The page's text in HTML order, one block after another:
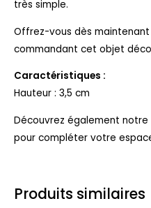
très simple.
Offrez-vous dès
commandant cet objet
Caractéristiques :
Hauteur : 3,5 cm
Découvrez également
pour compléter votre
Produits similaires